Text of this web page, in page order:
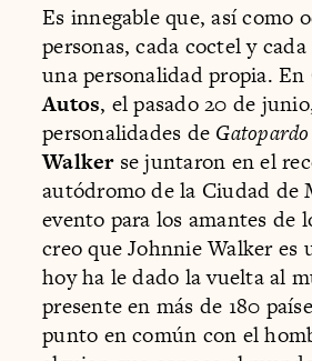
Es innegable que, así como
personas, cada coctel y
una personalidad propia. En
Autos, el pasado 20 de
personalidades de Gatopardo
Walkerse juntaron en el
autódromo de la Ciudad de
evento para los amantes de
creo que Johnnie Walker es
hoy ha le dado la vuelta al
presente en más de 180
punto en común con el